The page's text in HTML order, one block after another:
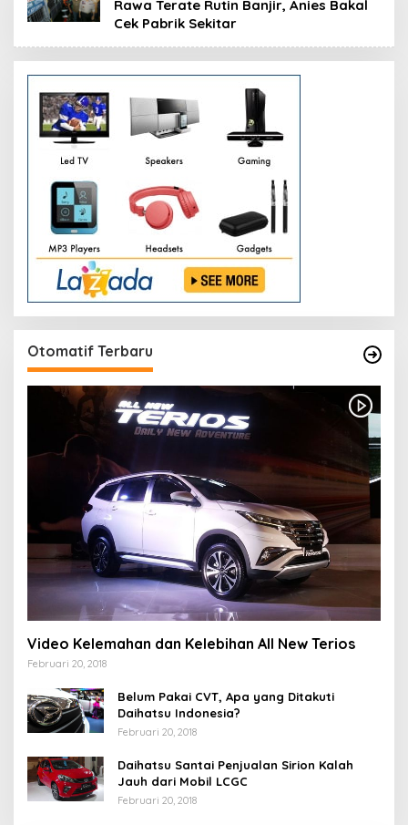
Rawa Terate Rutin Banjir, Anies Bakal
Cek Pabrik Sekitar
Otomatif Terbaru
Video Kelemahan dan Kelebihan All New Terios
Februari 20, 2018
Belum Pakai CVT, Apa yang Ditakuti
Daihatsu Indonesia?
Februari 20, 2018
Daihatsu Santai Penjualan Sirion Kalah
Jauh dari Mobil LCGC
Februari 20, 2018